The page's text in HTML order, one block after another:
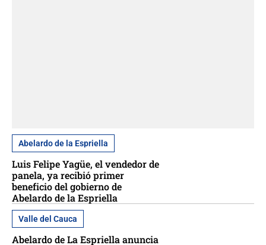
Abelardo de la Espriella
Luis Felipe Yagüe, el vendedor de
panela, ya recibió primer
beneficio del gobierno de
Abelardo de la Espriella
Valle del Cauca
Abelardo de La Espriella anuncia